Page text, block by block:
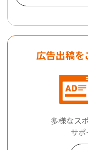
広告出稿を
多様なス
サポ